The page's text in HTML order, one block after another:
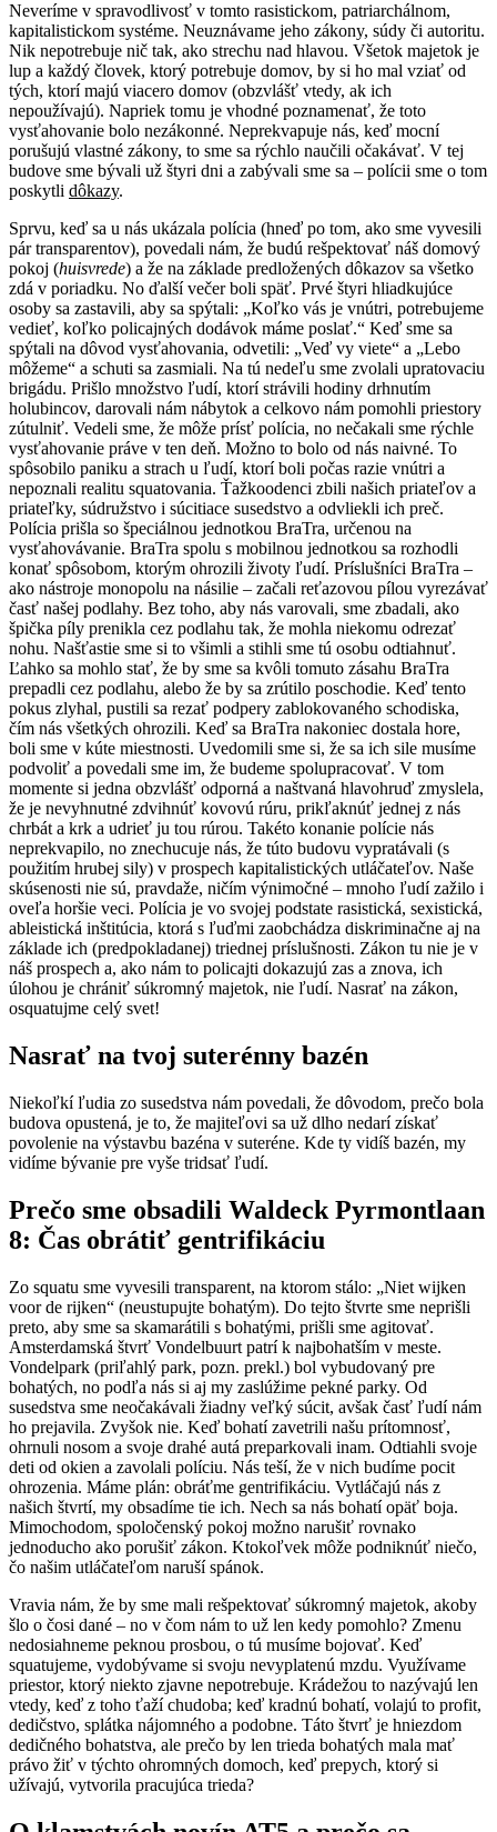
Neveríme v spravodlivosť v tomto rasistickom, patriarchálnom,
kapitalistickom systéme. Neuznávame jeho zákony, súdy či autoritu.
Nik nepotrebuje nič tak, ako strechu nad hlavou. Všetok majetok je
lup a každý človek, ktorý potrebuje domov, by si ho mal vziať od
tých, ktorí majú viacero domov (obzvlášť vtedy, ak ich
nepoužívajú). Napriek tomu je vhodné poznamenať, že toto
vysťahovanie bolo nezákonné. Neprekvapuje nás, keď mocní
porušujú vlastné zákony, to sme sa rýchlo naučili očakávať. V tej
budove sme bývali už štyri dni a zabývali sme sa – polícii sme o tom
poskytli dôkazy.
Sprvu, keď sa u nás ukázala polícia (hneď po tom, ako sme vyvesili
pár transparentov), povedali nám, že budú rešpektovať náš domový
pokoj (huisvrede) a že na základe predložených dôkazov sa všetko
zdá v poriadku. No ďalší večer boli späť. Prvé štyri hliadkujúce
osoby sa zastavili, aby sa spýtali: „Koľko vás je vnútri, potrebujeme
vedieť, koľko policajných dodávok máme poslať.“ Keď sme sa
spýtali na dôvod vysťahovania, odvetili: „Veď vy viete“ a „Lebo
môžeme“ a schuti sa zasmiali. Na tú nedeľu sme zvolali upratovaciu
brigádu. Prišlo množstvo ľudí, ktorí strávili hodiny drhnutím
holubincov, darovali nám nábytok a celkovo nám pomohli priestory
zútulniť. Vedeli sme, že môže prísť polícia, no nečakali sme rýchle
vysťahovanie práve v ten deň. Možno to bolo od nás naivné. To
spôsobilo paniku a strach u ľudí, ktorí boli počas razie vnútri a
nepoznali realitu squatovania. Ťažkoodenci zbili našich priateľov a
priateľky, súdružstvo i súcitiace susedstvo a odvliekli ich preč.
Polícia prišla so špeciálnou jednotkou BraTra, určenou na
vysťahovávanie. BraTra spolu s mobilnou jednotkou sa rozhodli
konať spôsobom, ktorým ohrozili životy ľudí. Príslušníci BraTra –
ako nástroje monopolu na násilie – začali reťazovou pílou vyrezávať
časť našej podlahy. Bez toho, aby nás varovali, sme zbadali, ako
špička píly prenikla cez podlahu tak, že mohla niekomu odrezať
nohu. Našťastie sme si to všimli a stihli sme tú osobu odtiahnuť.
Ľahko sa mohlo stať, že by sme sa kvôli tomuto zásahu BraTra
prepadli cez podlahu, alebo že by sa zrútilo poschodie. Keď tento
pokus zlyhal, pustili sa rezať podpery zablokovaného schodiska,
čím nás všetkých ohrozili. Keď sa BraTra nakoniec dostala hore,
boli sme v kúte miestnosti. Uvedomili sme si, že sa ich sile musíme
podvoliť a povedali sme im, že budeme spolupracovať. V tom
momente si jedna obzvlášť odporná a naštvaná hlavohruď zmyslela,
že je nevyhnutné zdvihnúť kovovú rúru, prikľaknúť jednej z nás
chrbát a krk a udrieť ju tou rúrou. Takéto konanie polície nás
neprekvapilo, no znechucuje nás, že túto budovu vypratávali (s
použitím hrubej sily) v prospech kapitalistických utláčateľov. Naše
skúsenosti nie sú, pravdaže, ničím výnimočné – mnoho ľudí zažilo i
oveľa horšie veci. Polícia je vo svojej podstate rasistická, sexistická,
ableistická inštitúcia, ktorá s ľuďmi zaobchádza diskriminačne aj na
základe ich (predpokladanej) triednej príslušnosti. Zákon tu nie je v
náš prospech a, ako nám to policajti dokazujú zas a znova, ich
úlohou je chrániť súkromný majetok, nie ľudí. Nasrať na zákon,
osquatujme celý svet!
Nasrať na tvoj suterénny bazén
Niekoľkí ľudia zo susedstva nám povedali, že dôvodom, prečo bola
budova opustená, je to, že majiteľovi sa už dlho nedarí získať
povolenie na výstavbu bazéna v suteréne. Kde ty vidíš bazén, my
vidíme bývanie pre vyše tridsať ľudí.
Prečo sme obsadili Waldeck Pyrmontlaan
8: Čas obrátiť gentrifikáciu
Zo squatu sme vyvesili transparent, na ktorom stálo: „Niet wijken
voor de rijken“ (neustupujte bohatým). Do tejto štvrte sme neprišli
preto, aby sme sa skamarátili s bohatými, prišli sme agitovať.
Amsterdamská štvrť Vondelbuurt patrí k najbohatším v meste.
Vondelpark (priľahlý park, pozn. prekl.) bol vybudovaný pre
bohatých, no podľa nás si aj my zaslúžime pekné parky. Od
susedstva sme neočakávali žiadny veľký súcit, avšak časť ľudí nám
ho prejavila. Zvyšok nie. Keď bohatí zavetrili našu prítomnosť,
ohrnuli nosom a svoje drahé autá preparkovali inam. Odtiahli svoje
deti od okien a zavolali políciu. Nás teší, že v nich budíme pocit
ohrozenia. Máme plán: obráťme gentrifikáciu. Vytláčajú nás z
našich štvrtí, my obsadíme tie ich. Nech sa nás bohatí opäť boja.
Mimochodom, spoločenský pokoj možno narušiť rovnako
jednoducho ako porušiť zákon. Ktokoľvek môže podniknúť niečo,
čo našim utláčateľom naruší spánok.
Vravia nám, že by sme mali rešpektovať súkromný majetok, akoby
šlo o čosi dané – no v čom nám to už len kedy pomohlo? Zmenu
nedosiahneme peknou prosbou, o tú musíme bojovať. Keď
squatujeme, vydobývame si svoju nevyplatenú mzdu. Využívame
priestor, ktorý niekto zjavne nepotrebuje. Krádežou to nazývajú len
vtedy, keď z toho ťaží chudoba; keď kradnú bohatí, volajú to profit,
dedičstvo, splátka nájomného a podobne. Táto štvrť je hniezdom
dedičného bohatstva, ale prečo by len trieda bohatých mala mať
právo žiť v týchto ohromných domoch, keď prepych, ktorý si
užívajú, vytvorila pracujúca trieda?